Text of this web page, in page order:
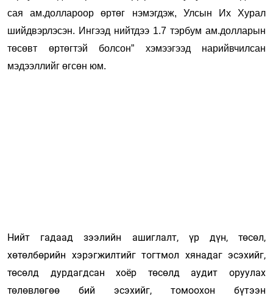
сая ам.доллароор өртөг нэмэгдэж, Улсын Их Хурал
шийдвэрлэсэн. Ингээд нийтдээ 1.7 тэрбум ам.долларын
төсөвт өртөгтэй болсон” хэмээгээд нарийвчилсан
мэдээллийг өгсөн юм.
Нийт гадаад зээлийн ашиглалт, үр дүн, төсөл,
хөтөлбөрийн хэрэгжилтийг тогтмол хянадаг эсэхийг,
төсөлд дурдагдсан хоёр төсөлд аудит оруулах
төлөвлөгөө бий эсэхийг, томоохон бүтээн